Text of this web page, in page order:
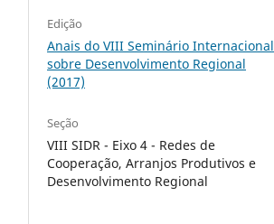
Edição
Anais do VIII Seminário Internacional
sobre Desenvolvimento Regional
(2017)
Seção
VIII SIDR - Eixo 4 - Redes de
Cooperação, Arranjos Produtivos e
Desenvolvimento Regional